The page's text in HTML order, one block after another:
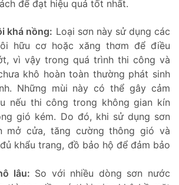
để đạt hiệu quả tốt nhất.
khá nồng: Loại sơn này sử dụng các
hữu cơ hoặc xăng thơm để điều
vì vậy trong quá trình thi công và
khô hoàn toàn thường phát sinh
Những mùi này có thể gây cảm
nếu thi công trong không gian kín
gió kém. Do đó, khi sử dụng sơn
mở cửa, tăng cường thông gió và
khẩu trang, đồ bảo hộ để đảm bảo
lâu: So với nhiều dòng sơn nước